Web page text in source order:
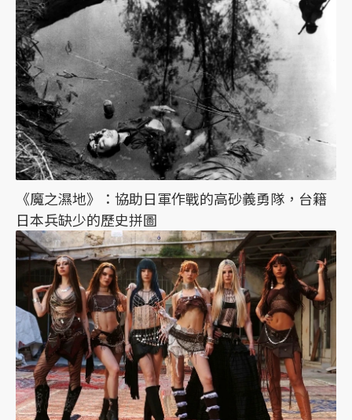
《魔之濕地》：協助日軍作戰的高砂義勇隊，台籍
日本兵缺少的歷史拼圖